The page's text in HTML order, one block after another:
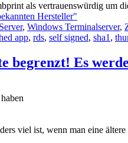
als vertrauenswürdig um
Hersteller"
, Windows Terminalserver,
app, rds, self signed, sha1 ,
begrenzt! Es
viel ist, wenn man eine